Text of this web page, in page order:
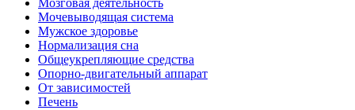
Мозговая деятельность
Мочевыводящая система
Мужское здоровье
Нормализация сна
Общеукрепляющие средства
Опорно-двигательный аппарат
От зависимостей
Печень